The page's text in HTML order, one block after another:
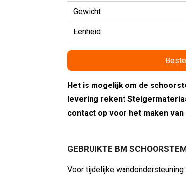
Gewicht
Eenheid
Het is mogelijk om de
levering rekent
contact op voor het maken van
GEBRUIKTE BM
Voor tijdelijke wandondersteuning